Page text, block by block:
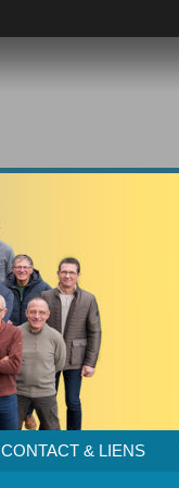
CONTACT & LIENS